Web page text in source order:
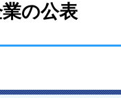
の公表